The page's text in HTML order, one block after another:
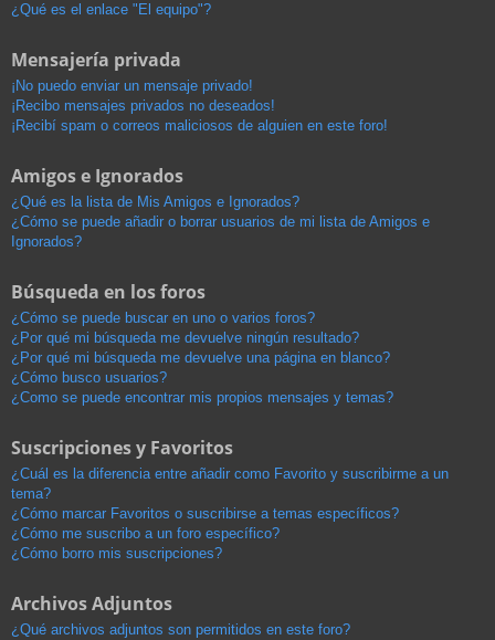
¿Qué es el enlace "El equipo"?
Mensajería privada
¡No puedo enviar un mensaje privado!
¡Recibo mensajes privados no deseados!
¡Recibí spam o correos maliciosos de alguien en este foro!
Amigos e Ignorados
¿Qué es la lista de Mis Amigos e Ignorados?
¿Cómo se puede añadir o borrar usuarios de mi lista de Amigos e
Ignorados?
Búsqueda en los foros
¿Cómo se puede buscar en uno o varios foros?
¿Por qué mi búsqueda me devuelve ningún resultado?
¿Por qué mi búsqueda me devuelve una página en blanco?
¿Cómo busco usuarios?
¿Como se puede encontrar mis propios mensajes y temas?
Suscripciones y Favoritos
¿Cuál es la diferencia entre añadir como Favorito y suscribirme a un
tema?
¿Cómo marcar Favoritos o suscribirse a temas específicos?
¿Cómo me suscribo a un foro específico?
¿Cómo borro mis suscripciones?
Archivos Adjuntos
¿Qué archivos adjuntos son permitidos en este foro?